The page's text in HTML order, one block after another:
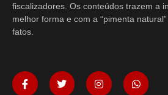
fiscalizadores. Os conteúdos trazem a
melhor forma e com a “pimenta
fatos.